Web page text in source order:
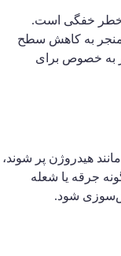
خطر خفگی است.
منجر به کاهش سطح
به خصوص برای
هیدروژن پر شوند،
جرقه یا شعله
شود.